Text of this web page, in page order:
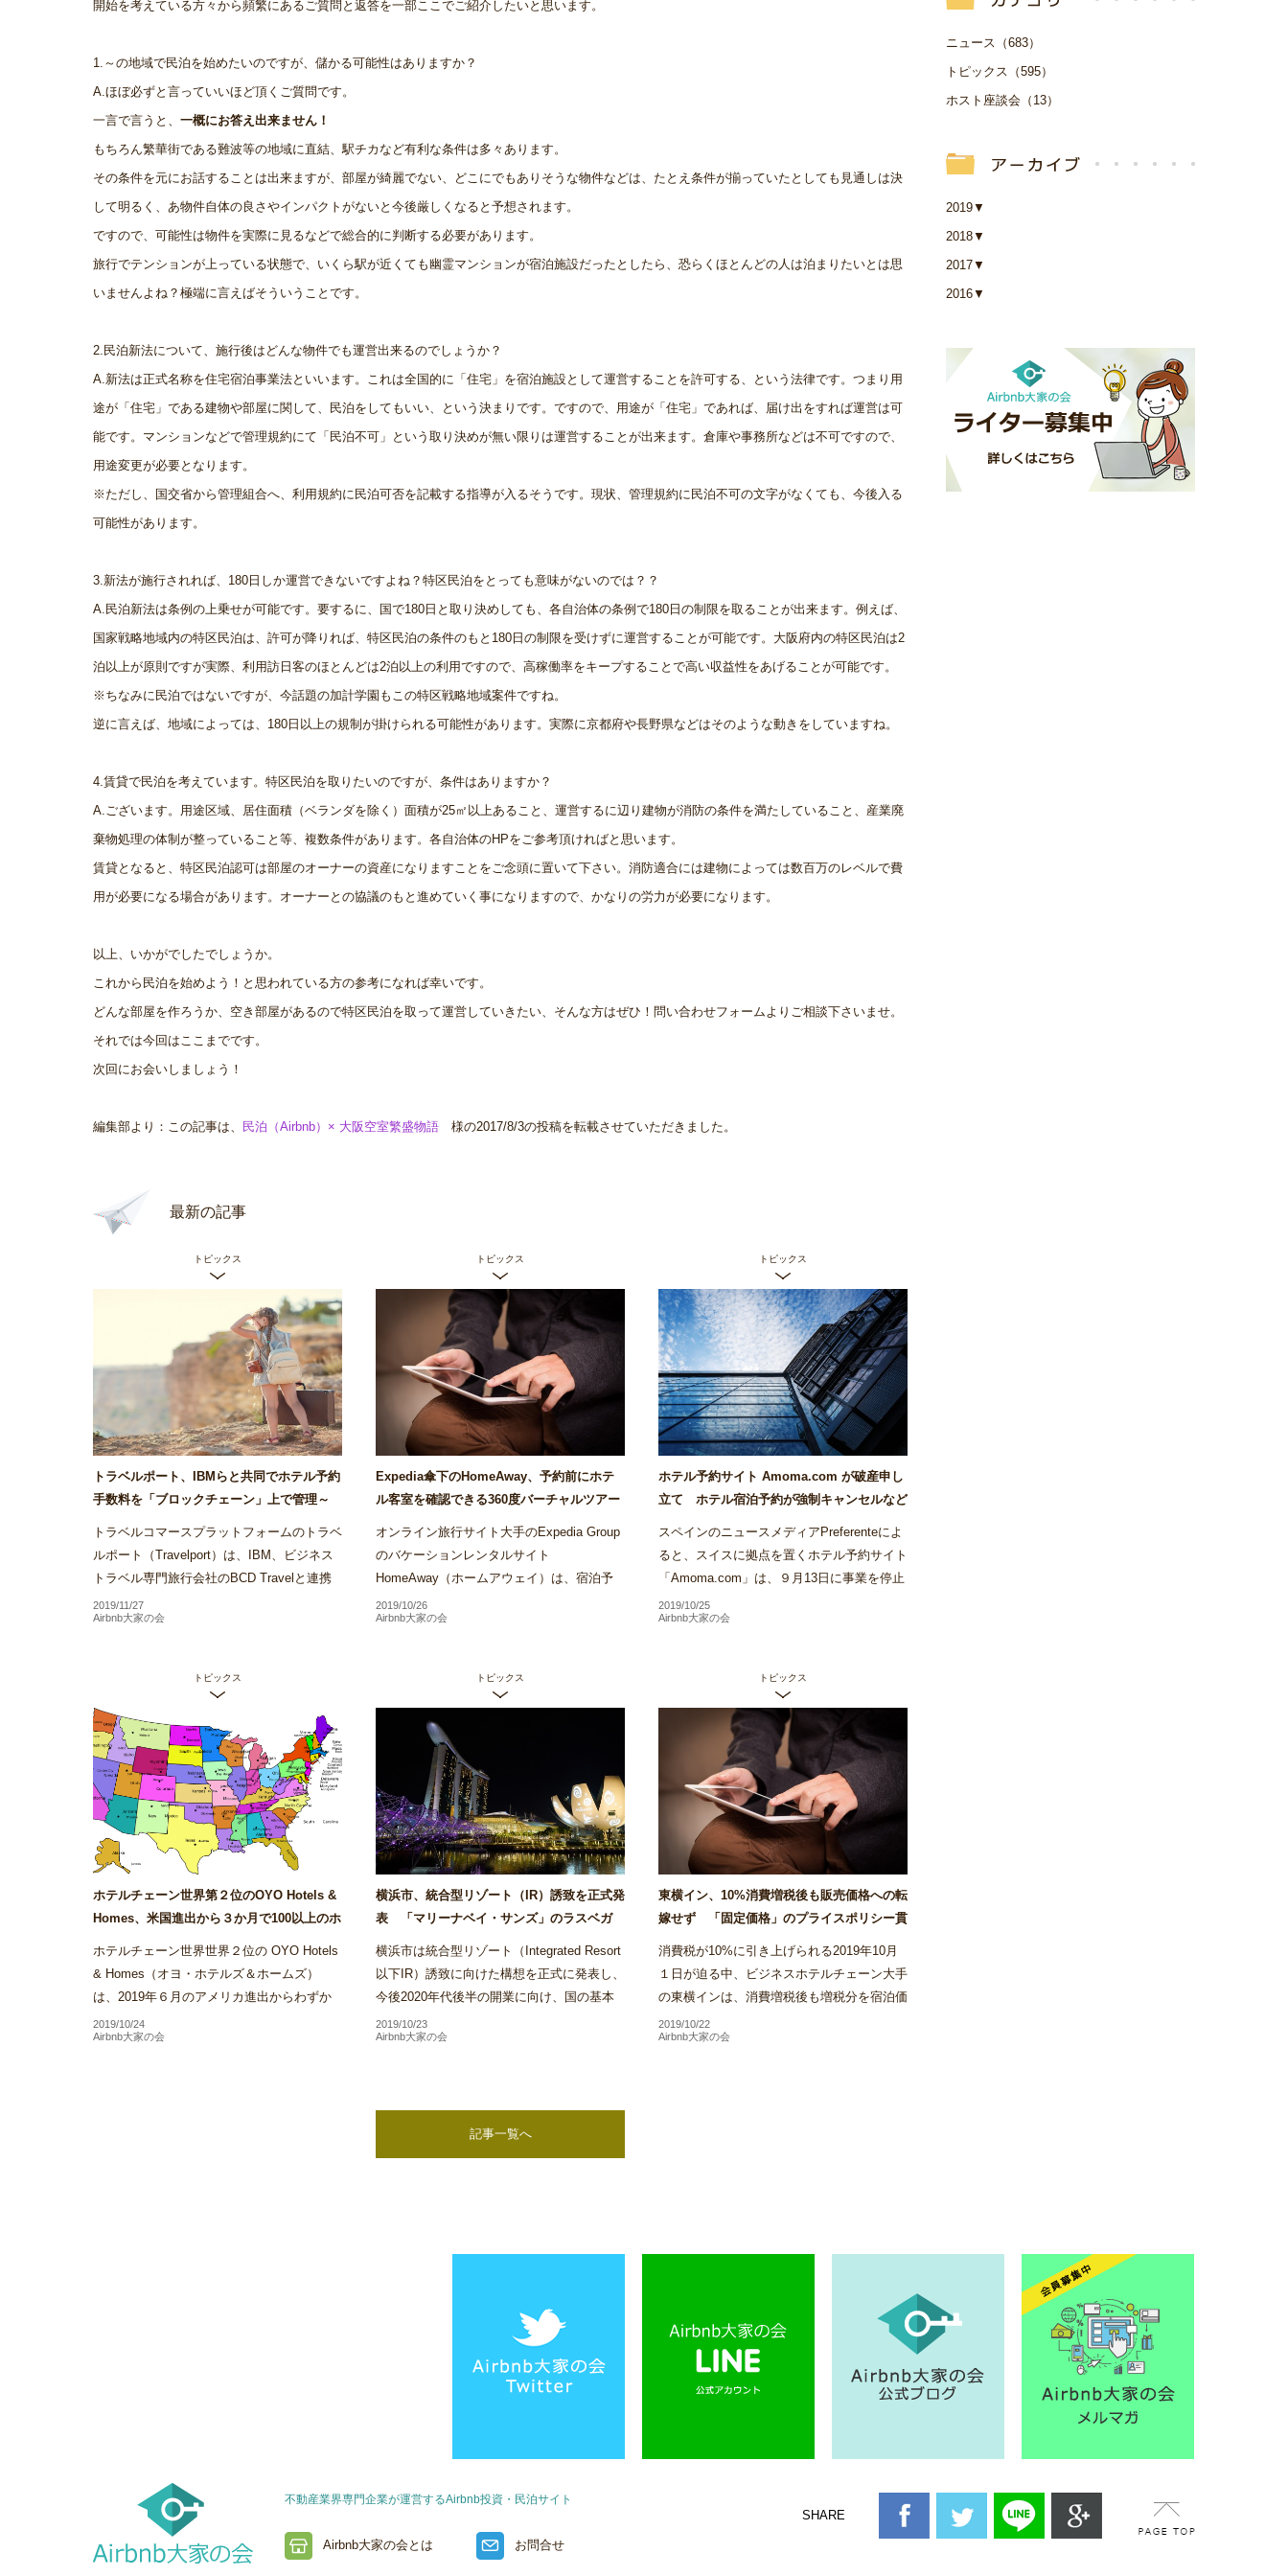
開始を考えている方々から頻繁にあるご質問と返答を一部ここでご紹介したいと思います。
1.～の地域で民泊を始めたいのですが、儲かる可能性はありますか？
A.ほぼ必ずと言っていいほど頂くご質問です。
一言で言うと、 一概にお答え出来ません！
もちろん繁華街である難波等の地域に直結、駅チカなど有利な条件は多々あります。
その条件を元にお話することは出来ますが、部屋が綺麗でない、どこにでもありそうな物件などは、たとえ条件が揃っていたとしても見通しは決
して明るく、あ物件自体の良さやインパクトがないと今後厳しくなると予想されます。
ですので、可能性は物件を実際に見るなどで総合的に判断する必要があります。
旅行でテンションが上っている状態で、いくら駅が近くても幽霊マンションが宿泊施設だったとしたら、恐らくほとんどの人は泊まりたいとは思
いませんよね？極端に言えばそういうことです。
2.民泊新法について、施行後はどんな物件でも運営出来るのでしょうか？
A.新法は正式名称を住宅宿泊事業法といいます。これは全国的に「住宅」を宿泊施設として運営することを許可する、という法律です。つまり用
途が「住宅」である建物や部屋に関して、民泊をしてもいい、という決まりです。ですので、用途が「住宅」であれば、届け出をすれば運営は可
能です。マンションなどで管理規約にて「民泊不可」という取り決めが無い限りは運営することが出来ます。倉庫や事務所などは不可ですので、
用途変更が必要となります。
※ただし、国交省から管理組合へ、利用規約に民泊可否を記載する指導が入るそうです。現状、管理規約に民泊不可の文字がなくても、今後入る
可能性があります。
3.新法が施行されれば、180日しか運営できないですよね？特区民泊をとっても意味がないのでは？？
A.民泊新法は条例の上乗せが可能です。要するに、国で180日と取り決めしても、各自治体の条例で180日の制限を取ることが出来ます。例えば、
国家戦略地域内の特区民泊は、許可が降りれば、特区民泊の条件のもと180日の制限を受けずに運営することが可能です。大阪府内の特区民泊は2
泊以上が原則ですが実際、利用訪日客のほとんどは2泊以上の利用ですので、高稼働率をキープすることで高い収益性をあげることが可能です。
※ちなみに民泊ではないですが、今話題の加計学園もこの特区戦略地域案件ですね。
逆に言えば、地域によっては、180日以上の規制が掛けられる可能性があります。実際に京都府や長野県などはそのような動きをしていますね。
4.賃貸で民泊を考えています。特区民泊を取りたいのですが、条件はありますか？
A.ございます。用途区域、居住面積（ベランダを除く）面積が25㎡以上あること、運営するに辺り建物が消防の条件を満たしていること、産業廃
棄物処理の体制が整っていること等、複数条件があります。各自治体のHPをご参考頂ければと思います。
賃貸となると、特区民泊認可は部屋のオーナーの資産になりますことをご念頭に置いて下さい。消防適合には建物によっては数百万のレベルで費
用が必要になる場合があります。オーナーとの協議のもと進めていく事になりますので、かなりの労力が必要になります。
以上、いかがでしたでしょうか。
これから民泊を始めよう！と思われている方の参考になれば幸いです。
どんな部屋を作ろうか、空き部屋があるので特区民泊を取って運営していきたい、そんな方はぜひ！問い合わせフォームよりご相談下さいませ。
それでは今回はここまでです。
次回にお会いしましょう！
編集部より：この記事は、 民泊（Airbnb）× 大阪空室繁盛物語 様の2017/8/3の投稿を転載させていただきました。
最新の記事
トピックス
トラベルポート、IBMらと共同でホテル予約
手数料を「ブロックチェーン」上で管理～
トラベルコマースプラットフォームのトラベ
ルポート（Travelport）は、IBM、ビジネス
トラベル専門旅行会社のBCD Travelと連携
し、ブロックチェーンを活用したホテル予約
手数料の管理プラット...
2019/11/27
Airbnb大家の会
トピックス
Expedia傘下のHomeAway、予約前にホテ
ル客室を確認できる360度バーチャルツアー
の運用をバリでローンチ～Airstair
オンライン旅行サイト大手のExpedia Group
のバケーションレンタルサイト
HomeAway（ホームアウェイ）は、宿泊予
約を行う前にホテル客室内を360度確認でき
るバーチャルツアーの運用をバリでス...
2019/10/26
Airbnb大家の会
トピックス
ホテル予約サイト Amoma.com が破産申し
立て ホテル宿泊予約が強制キャンセルなど
スペインのニュースメディアPreferenteによ
ると、スイスに拠点を置くホテル予約サイト
「Amoma.com」は、９月13日に事業を停止
し破産申し立てを行ったことがわかった。
Amomaは、2013年に創業...
2019/10/25
Airbnb大家の会
トピックス
ホテルチェーン世界第２位のOYO Hotels &
Homes、米国進出から３か月で100以上のホ
テルを展開～Airstair
ホテルチェーン世界世界２位の OYO Hotels
& Homes（オヨ・ホテルズ＆ホームズ）
は、2019年６月のアメリカ進出からわずか
３か月で同社が展開するホテル施設数がアメ
リカ国内だけで100を...
2019/10/24
Airbnb大家の会
トピックス
横浜市、統合型リゾート（IR）誘致を正式発
表 「マリーナベイ・サンズ」のラスベガ
ス・サンズも参入意欲～Airstair
横浜市は統合型リゾート（Integrated Resort
以下IR）誘致に向けた構想を正式に発表し、
今後2020年代後半の開業に向け、国の基本
方針を受けた実施方針の策定やIR事業者決定
といった本格的な検...
2019/10/23
Airbnb大家の会
トピックス
東横イン、10%消費増税後も販売価格への転
嫁せず 「固定価格」のプライスポリシー貫
く方針～Airstair
消費税が10%に引き上げられる2019年10月
１日が迫る中、ビジネスホテルチェーン大手
の東横インは、消費増税後も増税分を宿泊価
格に上乗せする目的での料金改定は実施しな
い方針であることを明...
2019/10/22
Airbnb大家の会
記事一覧へ
ニュース（683）
トピックス（595）
ホスト座談会（13）
2019▼
2018▼
2017▼
2016▼
不動産業界専門企業が運営するAirbnb投資・民泊サイト
Airbnb大家の会とは お問合せ
SHARE